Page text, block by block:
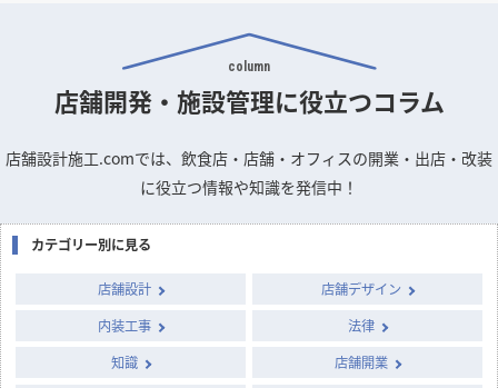
末廣ラーメン本舗 仙台
国分町分店
ラーメン・そば・うどん
東京都
column
店舗開発・施設管理に役立つコラム
店舗設計施工.comでは、飲食店・店舗・オフィスの開業・出店・改装
に役立つ情報や知識を発信中！
カテゴリー別に見る
店舗設計
店舗デザイン
内装工事
法律
知識
店舗開業